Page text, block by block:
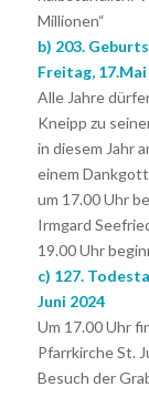
Millionen“
b) 203.
Freitag, 17.Mai
Alle Jahre
Kneipp zu
in diesem Jahr
einem
um 17.00 Uhr
Irmgard
19.00 Uhr
c) 127.
Juni 2024
Um 17.00 Uhr
Pfarrkirche St.
Besuch der